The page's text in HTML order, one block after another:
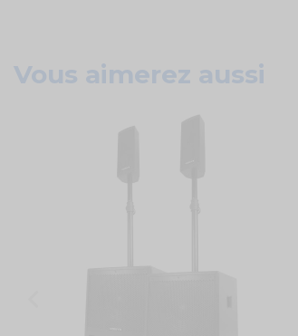
Vous aimerez aussi